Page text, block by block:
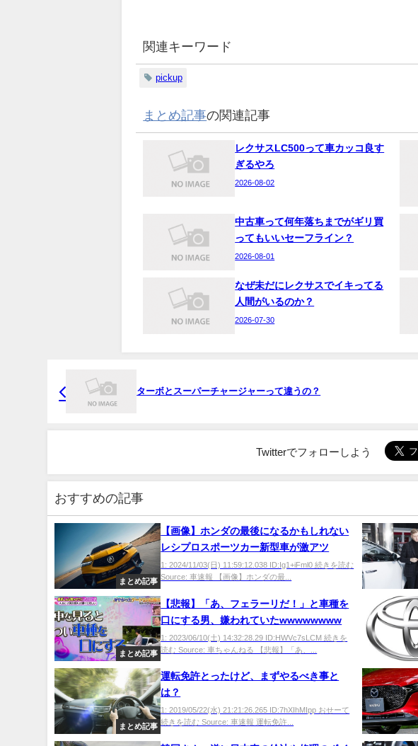
関連キーワード
pickup
まとめ記事の関連記事
レクサスLC500って車カッコ良す
ぎるやろ
2026-08-02
中古車って何年落ちまでがギリ買
ってもいいセーフライン？
2026-08-01
なぜ未だにレクサスでイキってる
人間がいるのか？
2026-07-30
ターボとスーパーチャージャーって違うの？
Twitterでフォローしよう
おすすめの記事
まとめ記事
【画像】ホンダの最後になるかもしれない
レシプロスポーツカー新型車が激アツ
1: 2024/11/03(日) 11:59:12.038 ID:Ig1+iFml0 続きを読む
Source: 車速報 【画像】ホンダの最...
まとめ記事
【悲報】「あ、フェラーリだ！」と車種を
口にする男、嫌われていたwwwwwwww
1: 2023/06/10(土) 14:32:28.29 ID:HWVc7sLCM 続きを
読む Source: 車ちゃんねる 【悲報】「あ、...
まとめ記事
運転免許とったけど、まずやるべき事と
は？
1: 2019/05/22(水) 21:21:26.265 ID:7hXIhMIpp おせーて
続きを読む Source: 車速報 運転免許...